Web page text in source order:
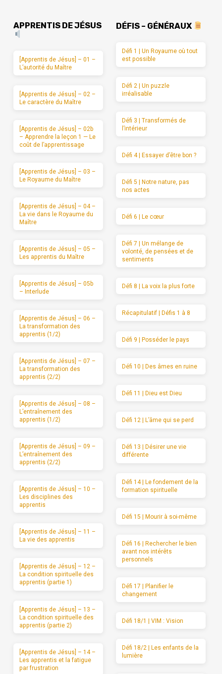
APPRENTIS DE JÉSUS
[Apprentis de Jésus] – 01 –
L’autorité du Maître
[Apprentis de Jésus] – 02 –
Le caractère du Maître
[Apprentis de Jésus] – 02b
– Apprendre la leçon 1 — Le
coût de l’apprentissage
[Apprentis de Jésus] – 03 –
Le Royaume du Maître
[Apprentis de Jésus] – 04 –
La vie dans le Royaume du
Maître
[Apprentis de Jésus] – 05 –
Les apprentis du Maître
[Apprentis de Jésus] – 05b
– Interlude
[Apprentis de Jésus] – 06 –
La transformation des
apprentis (1/2)
[Apprentis de Jésus] – 07 –
La transformation des
apprentis (2/2)
[Apprentis de Jésus] – 08 –
L’entraînement des
apprentis (1/2)
[Apprentis de Jésus] – 09 –
L’entraînement des
apprentis (2/2)
[Apprentis de Jésus] – 10 –
Les disciplines des
apprentis
[Apprentis de Jésus] – 11 –
La vie des apprentis
[Apprentis de Jésus] – 12 –
La condition spirituelle des
apprentis (partie 1)
[Apprentis de Jésus] – 13 –
La condition spirituelle des
apprentis (partie 2)
[Apprentis de Jésus] – 14 –
Les apprentis et la fatigue
par frustration
DÉFIS – GÉNÉRAUX
Défi 1 | Un Royaume où tout
est possible
Défi 2 | Un puzzle
irréalisable
Défi 3 | Transformés de
l’intérieur
Défi 4 | Essayer d’être bon ?
Défi 5 | Notre nature, pas
nos actes
Défi 6 | Le cœur
Défi 7 | Un mélange de
volonté, de pensées et de
sentiments
Défi 8 | La voix la plus forte
Récapitulatif | Défis 1 à 8
Défi 9 | Posséder le pays
Défi 10 | Des âmes en ruine
Défi 11 | Dieu est Dieu
Défi 12 | L’âme qui se perd
Défi 13 | Désirer une vie
différente
Défi 14 | Le fondement de la
formation spirituelle
Défi 15 | Mourir à soi-même
Défi 16 | Rechercher le bien
avant nos intérêts
personnels
Défi 17 | Planifier le
changement
Défi 18/1 | VIM : Vision
Défi 18/2 | Les enfants de la
lumière